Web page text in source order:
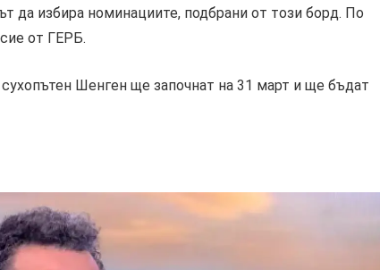
да избира номинациите, подбрани от този борд. По
от ГЕРБ.
Шенген ще започнат на 31 март и ще бъдат